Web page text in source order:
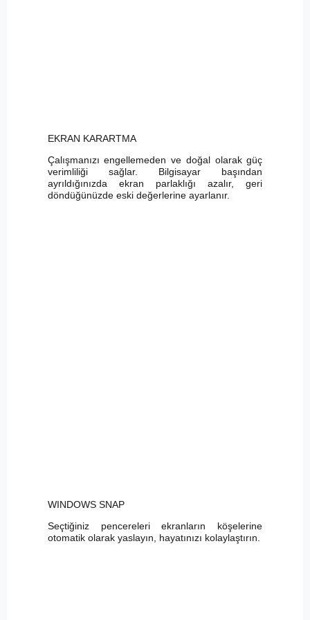
EKRAN KARARTMA
Çalışmanızı engellemeden ve doğal olarak güç
verimliliği sağlar. Bilgisayar başından
ayrıldığınızda ekran parlaklığı azalır, geri
döndüğünüzde eski değerlerine ayarlanır.
WINDOWS SNAP
Seçtiğiniz pencereleri ekranların köşelerine
otomatik olarak yaslayın, hayatınızı kolaylaştırın.